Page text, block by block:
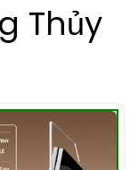
Thủy